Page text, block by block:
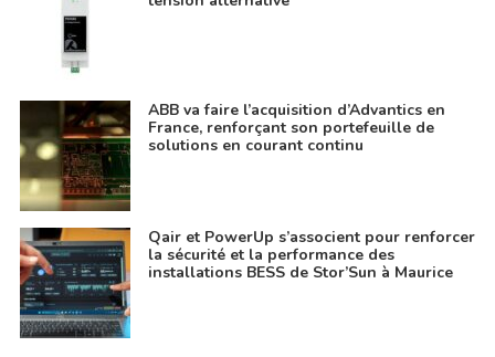
ABB va faire l’acquisition d’Advantics en
France, renforçant son portefeuille de
solutions en courant continu
Qair et PowerUp s’associent pour renforcer
la sécurité et la performance des
installations BESS de Stor’Sun à Maurice